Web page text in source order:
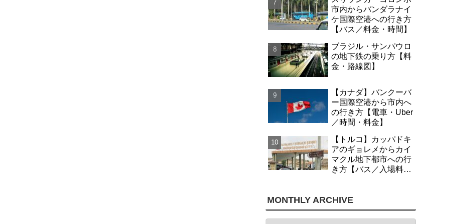
市内からバンダラナイ
ケ国際空港への行き方
【バス／料金・時間】
ブラジル・サンパウロ
の地下鉄の乗り方【料
金・路線図】
【カナダ】バンクーバ
ー国際空港から市内へ
の行き方【電車・Uber
／時間・料金】
【トルコ】カッパドキ
アのギョレメからカイ
マクル地下都市への行
き方【バス／入場料・
MONTHLY ARCHIVE